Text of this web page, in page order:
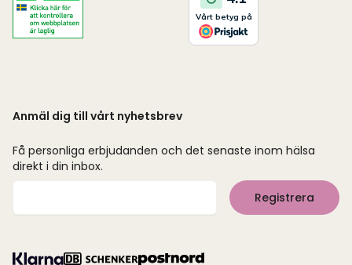
Anmäl dig till vårt nyhetsbrev
Få personliga erbjudanden och det senaste inom hälsa
direkt i din inbox.
Registrera